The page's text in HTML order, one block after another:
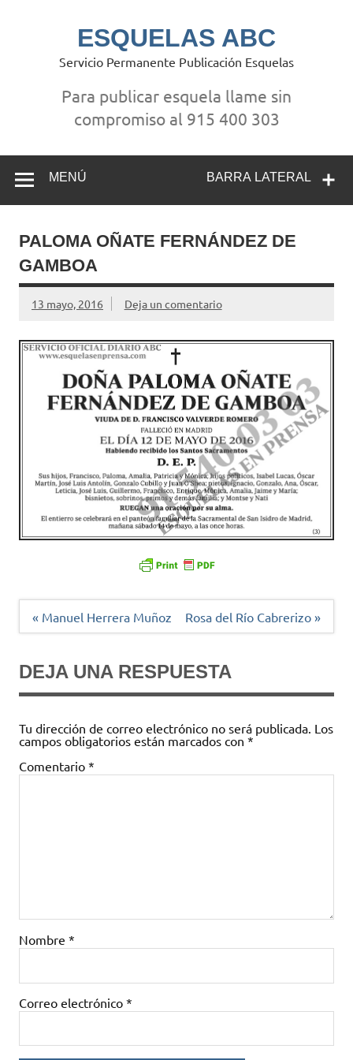
ESQUELAS ABC
Servicio Permanente Publicación Esquelas
Para publicar esquela llame sin
compromiso al 915 400 303
BARRA LATERAL
MENÚ
PALOMA OÑATE FERNÁNDEZ DE
GAMBOA
13 mayo, 2016 Deja un comentario
Navegación
« Manuel Herrera Muñoz Rosa del Río Cabrerizo »
DEJA UNA RESPUESTA
Tu dirección de correo electrónico no será publicada. Los
campos obligatorios están marcados con *
Comentario *
Nombre *
Correo electrónico *